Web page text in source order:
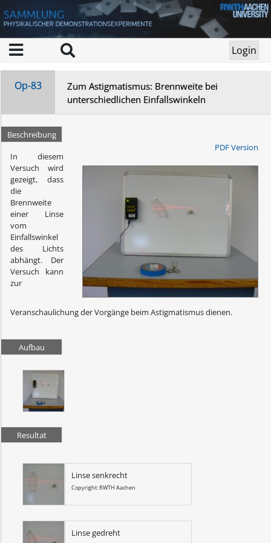
Op-83
Zum Astigmatismus: Brennweite bei
unterschiedlichen Einfallswinkeln
Beschreibung
PDF Version
In diesem
Versuch wird
gezeigt, dass
die
Brennweite
einer Linse
vom
Einfallswinkel
des Lichts
abhängt. Der
Versuch kann
zur
Veranschaulichung der Vorgänge beim Astigmatismus dienen.
Aufbau
Resultat
Linse senkrecht
Copyright: RWTH Aachen
Linse gedreht